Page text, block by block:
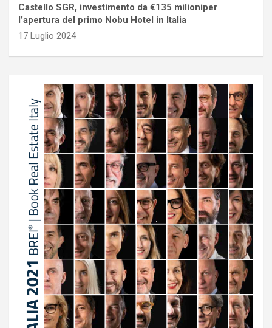
Castello SGR, investimento da €135 milioniper
l’apertura del primo Nobu Hotel in Italia
17 Luglio 2024